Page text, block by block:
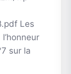
Les
sur la